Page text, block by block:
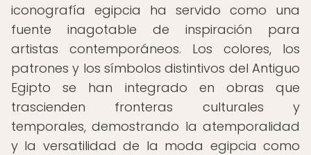
iconografía egipcia ha servido como una
fuente inagotable de inspiración para
artistas contemporáneos. Los colores, los
patrones y los símbolos distintivos del Antiguo
Egipto se han integrado en obras que
trascienden fronteras culturales y
temporales, demostrando la atemporalidad
y la versatilidad de la moda egipcia como